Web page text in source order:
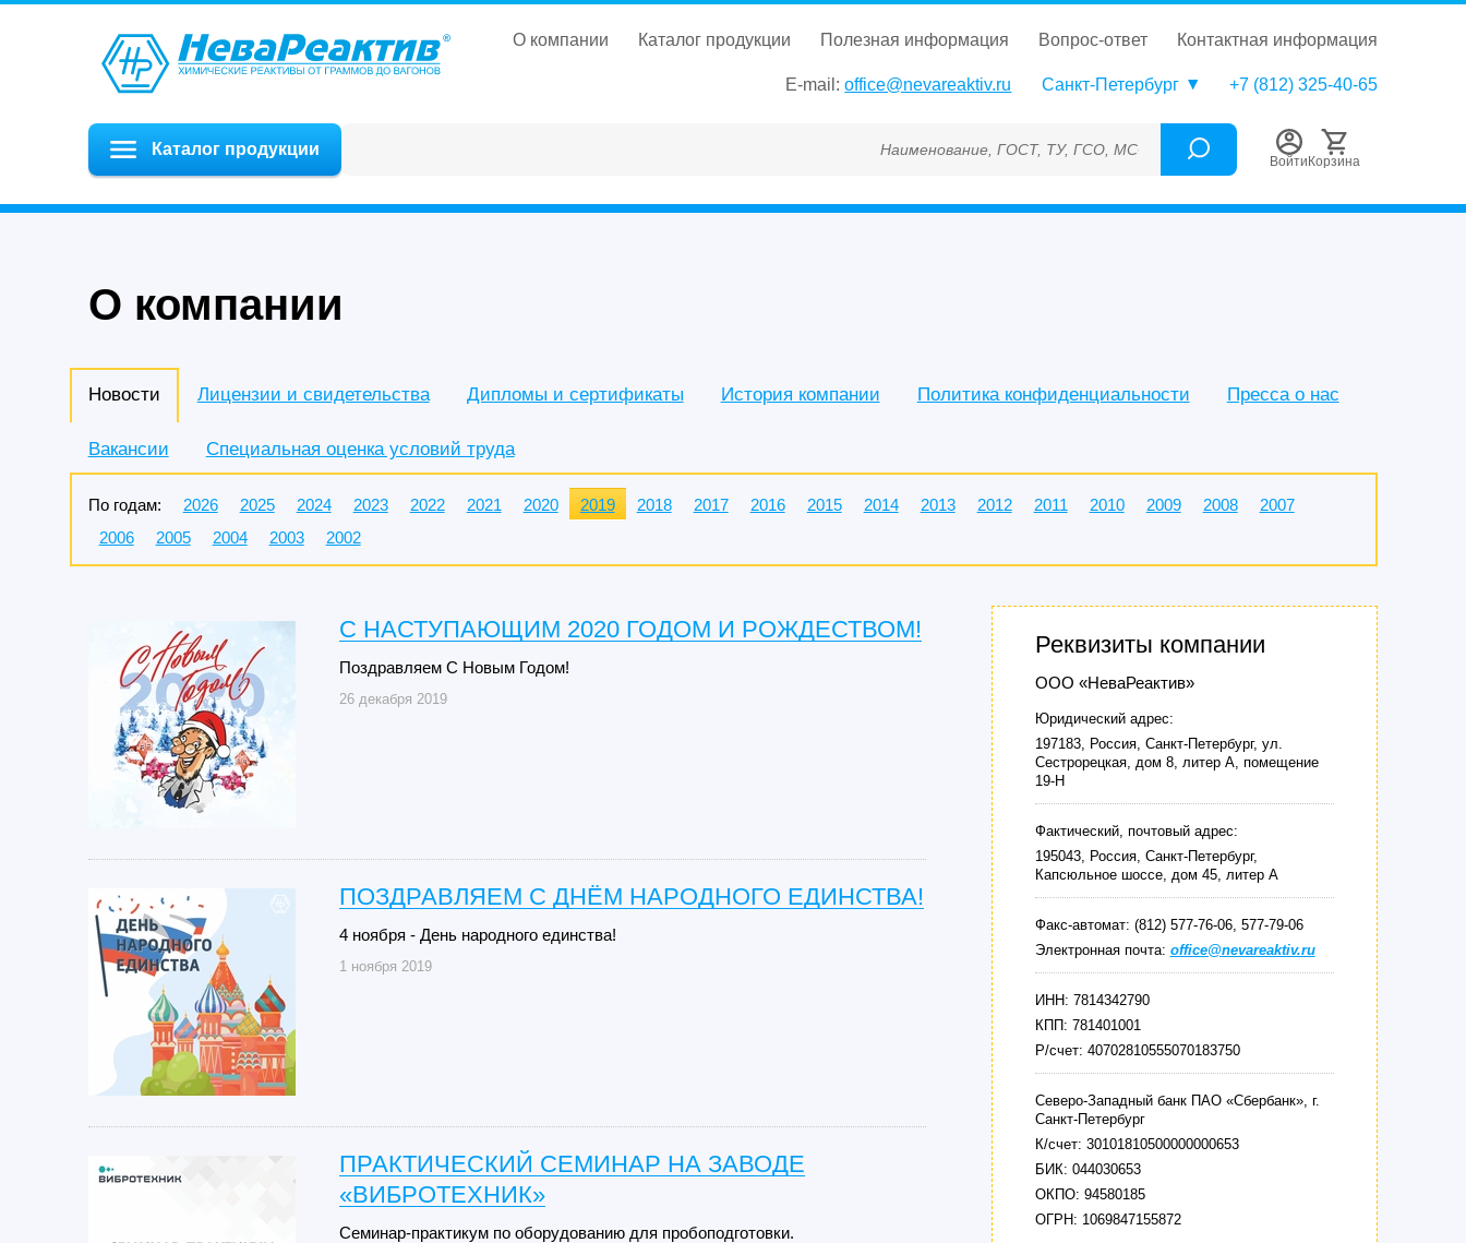
о компании каталог продукции полезная информация вопрос-ответ контактная информация
E-mail: office@nevareaktiv.ru Санкт-Петербург +7 (812) 325-40-65
Каталог продукции Наименование, ГОСТ, ТУ, ГСО, МСО, ОСО, СОП, ГРСИ, Каталожный номер (Артикул),
Войти Корзина
О компании
Новости Лицензии и свидетельства Дипломы и сертификаты История компании Политика конфиденциальности Пресса о нас
Вакансии Специальная оценка условий труда
По годам: 2026 2025 2024 2023 2022 2021 2020 2019 2018 2017 2016 2015 2014 2013 2012 2011 2010 2009 2008
2007
2006
2005 2004 2003 2002
C НАСТУПАЮЩИМ 2020 ГОДОМ И РОЖДЕСТВОМ!
Поздравляем С Новым Годом!
26 декабря 2019
ПОЗДРАВЛЯЕМ С ДНЁМ НАРОДНОГО ЕДИНСТВА!
4 ноября - День народного единства!
1 ноября 2019
ПРАКТИЧЕСКИЙ СЕМИНАР НА ЗАВОДЕ
«ВИБРОТЕХНИК»
Семинар-практикум по оборудованию для пробоподготовки.
Реквизиты компании
ООО «НеваРеактив»
Юридический адрес:
197183, Россия, Санкт-Петербург, ул.
Сестрорецкая, дом 8, литер А, помещение
19-Н
Фактический, почтовый адрес:
195043, Россия, Санкт-Петербург,
Капсюльное шоссе, дом 45, литер А
Факс-автомат: (812) 577-76-06, 577-79-06
Электронная почта: office@nevareaktiv.ru
ИНН: 7814342790
КПП: 781401001
Р/счет: 40702810555070183750
Северо-Западный банк ПАО «Сбербанк», г.
Санкт-Петербург
К/счет: 30101810500000000653
БИК: 044030653
ОКПО: 94580185
ОГРН: 1069847155872